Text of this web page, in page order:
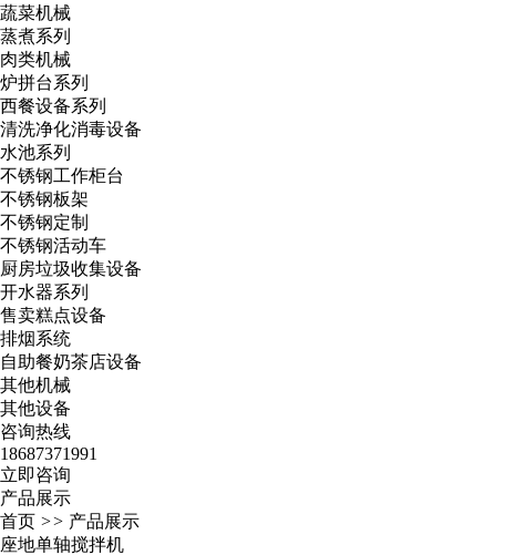
蔬菜机械
蒸煮系列
肉类机械
炉拼台系列
西餐设备系列
清洗净化消毒设备
水池系列
不锈钢工作柜台
不锈钢板架
不锈钢定制
不锈钢活动车
厨房垃圾收集设备
开水器系列
售卖糕点设备
排烟系统
自助餐奶茶店设备
其他机械
其他设备
咨询热线
18687371991
立即咨询
产品展示
首页 >> 产品展示
座地单轴搅拌机